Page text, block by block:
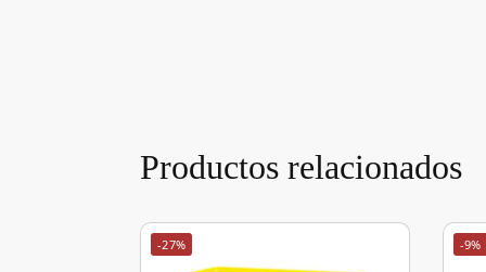
Productos relacionados
-27% -9%